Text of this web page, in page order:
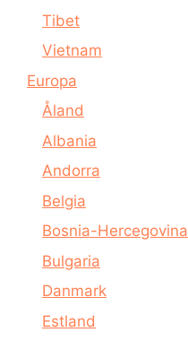
Tibet
Vietnam
Europa
Åland
Albania
Andorra
Belgia
Bosnia-Hercegovina
Bulgaria
Danmark
Estland